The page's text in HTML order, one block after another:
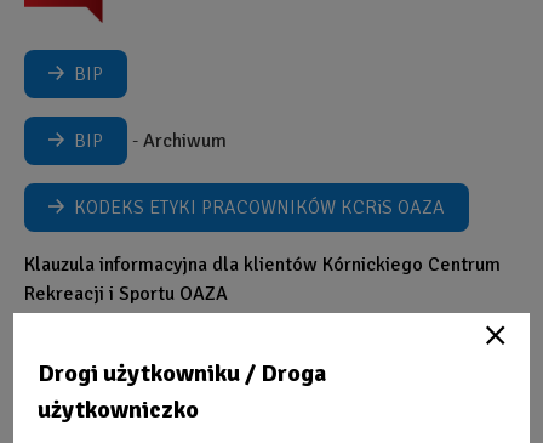
BIP
BIP - Archiwum
KODEKS ETYKI PRACOWNIKÓW KCRiS OAZA
Klauzula informacyjna dla klientów Kórnickiego Centrum
Rekreacji i Sportu OAZA
ochronie danych osobowych z dnia 27 kwietnia 2016 r. (Dz.
Urz. UE L 119 z 04.05.2016) informuję, iż:
1) Administratorem Pani/Pana danych osobowych jest
Drogi użytkowniku / Droga
użytkowniczko